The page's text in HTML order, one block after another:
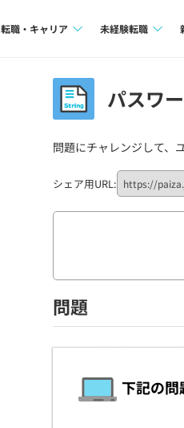
転職・キャリア
インタビュー
転職成功ガイド
転職エージェント
未経験転職
転職成功ガイド
パスワ
問題にチャレンジして、
シェア用URL:
問題
下記の問